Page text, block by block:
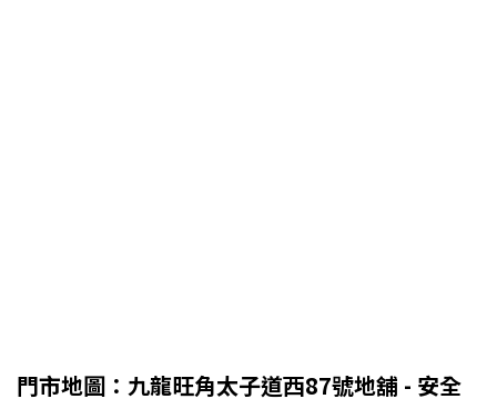
門市地圖：九龍旺角太子道西87號地舖 - 安全